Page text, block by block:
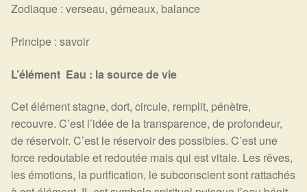
Zodiaque : verseau, gémeaux, balance
Principe : savoir
L’élément Eau : la source de vie
Cet élément stagne, dort, circule, remplit, pénètre,
recouvre. C’est l’idée de la transparence, de profondeur,
de réservoir. C’est le réservoir des possibles. C’est une
force redoutable et redoutée mais qui est vitale. Les rêves,
les émotions, la purification, le subconscient sont rattachés